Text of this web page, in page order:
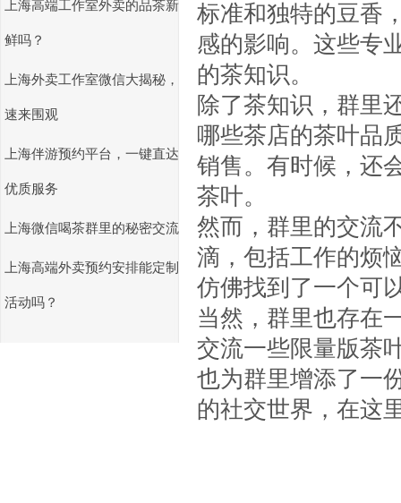
上海高端工作室外卖的品茶新
鲜吗？
上海外卖工作室微信大揭秘，
速来围观
上海伴游预约平台，一键直达
优质服务
上海微信喝茶群里的秘密交流
上海高端外卖预约安排能定制
活动吗？
标准和独特的豆香
感的影响。这些专
的茶知识。
除了茶知识，群里
哪些茶店的茶叶品
销售。有时候，还
茶叶。
然而，群里的交流
滴，包括工作的烦
仿佛找到了一个可
当然，群里也存在
交流一些限量版茶
也为群里增添了一
的社交世界，在这